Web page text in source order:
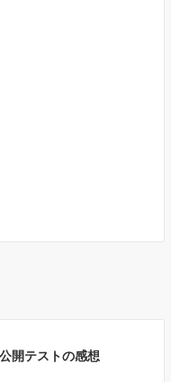
開テストの感想